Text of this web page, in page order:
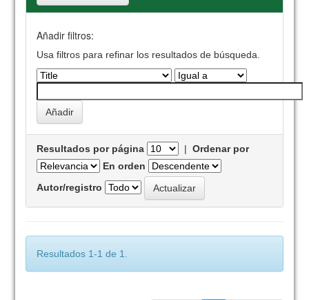
Añadir filtros:
Usa filtros para refinar los resultados de búsqueda.
Resultados por página |Ordenar por
En orden
Autor/registro
Resultados 1-1 de 1.